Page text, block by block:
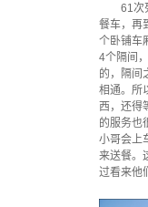
61次
餐车，再
个卧铺车
4个隔间
的，隔间
相通。所
西，还得
的服务也
小哥会上
来送餐。
过看来他